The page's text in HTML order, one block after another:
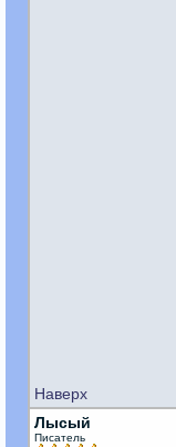
Наверх
Лысый
Писатель